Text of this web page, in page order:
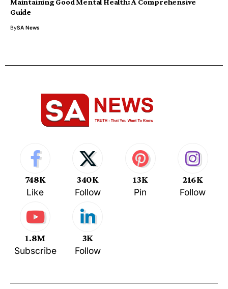
Guide
BySA News
748K
Like
340K
Follow
13K
Pin
216K
Follow
1.8M
Subscribe
3K
Follow